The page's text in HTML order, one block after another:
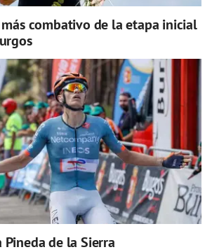
combativo de la etapa inicial
de la Sierra